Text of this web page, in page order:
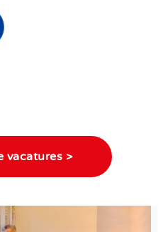
vacatures >